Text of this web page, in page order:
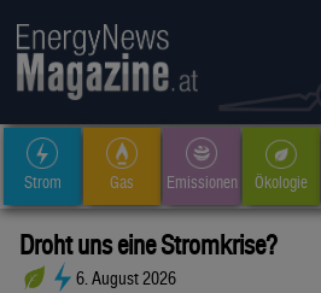
Strom Gas Emissionen Ökologie
Droht uns eine Stromkrise?
6. August 2026